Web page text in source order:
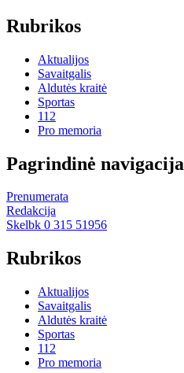
Rubrikos
Aktualijos
Savaitgalis
Aldutės kraitė
Sportas
112
Pro memoria
Pagrindinė navigacija
Prenumerata
Redakcija
Skelbk 0 315 51956
Rubrikos
Aktualijos
Savaitgalis
Aldutės kraitė
Sportas
112
Pro memoria